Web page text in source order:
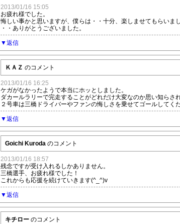
2013/01/16 15:05
お疲れ様でした。
悔しい事かと思いますが、僕らは・・十分、楽しませてもらいまし
・・ありがとうございました。
返信
ＫＡＺ のコメント
2013/01/16 16:25
ケガがなかったようで本当にホッとしました。
ダカールラリーで完走することがどれだけ大変なのか思い知らされ
２号車は三橋ドライバーやファンの悔しさを乗せてゴールしてくだ
返信
Goichi Kuroda のコメント
2013/01/16 18:57
残念ですが受け入れるしかありません。
三橋選手、お疲れ様でした！
これからも応援を続けていきます(^_^)v
返信
キチロー のコメント